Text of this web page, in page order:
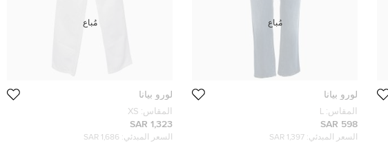
لورو بيانا
المقاس: L
598 SAR
السعر المبدئي: 1,397 SAR
مُباع
لورو بيانا
المقاس: XS
1,323 SAR
السعر المبدئي: 1,686 SAR
مُباع